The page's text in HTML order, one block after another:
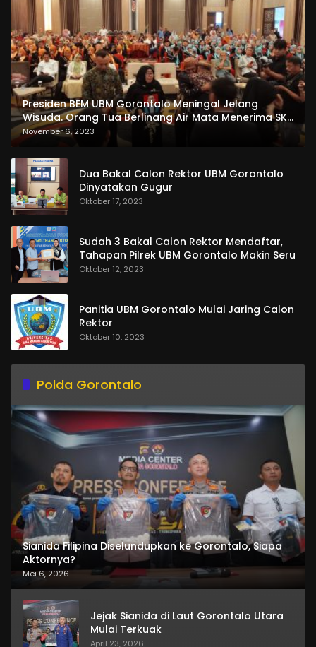
Presiden BEM UBM Gorontalo Meningal Jelang
Wisuda. Orang Tua Berlinang Air Mata Menerima SKL
dan Pemasangan Salempang
November 6, 2023
Dua Bakal Calon Rektor UBM Gorontalo
Dinyatakan Gugur
Oktober 17, 2023
Sudah 3 Bakal Calon Rektor Mendaftar,
Tahapan Pilrek UBM Gorontalo Makin Seru
Oktober 12, 2023
Panitia UBM Gorontalo Mulai Jaring Calon
Rektor
Oktober 10, 2023
Polda Gorontalo
Sianida Filipina Diselundupkan ke Gorontalo, Siapa
Aktornya?
Mei 6, 2026
Jejak Sianida di Laut Gorontalo Utara
Mulai Terkuak
April 23, 2026